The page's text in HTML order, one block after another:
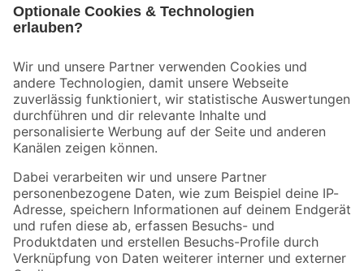
Der toom Newsletter: Keine Angebote und Aktionen mehr verpassen!
Zur Newsletter Anmeldung
Folge uns
Zahlungsarten Versandarten